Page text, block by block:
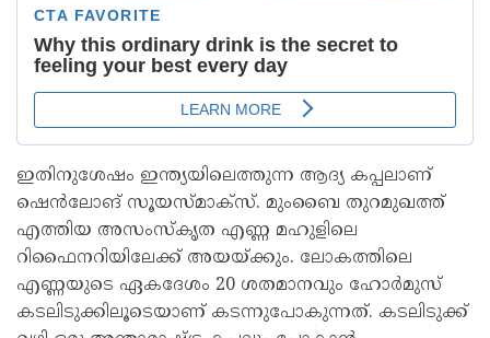
ഇതിനുശേഷം ഇന്ത്യയിലെത്തുന്ന ആദ്യ കപ്പലാണ്
ഷെന്‍ലോങ് സൂയസ്മാക്‌സ്. മുംബൈ തുറമുഖത്ത്
എത്തിയ അസംസ്‌കൃത എണ്ണ മഹുളിലെ
റിഫൈനറിയിലേക്ക് അയയ്ക്കും. ലോകത്തിലെ
എണ്ണയുടെ ഏകദേശം 20 ശതമാനവും ഹോര്‍മുസ്
കടലിടുക്കിലൂടെയാണ് കടന്നുപോകുന്നത്. കടലിടുക്ക്